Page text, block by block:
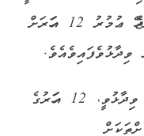
15 އަހަރެވެ. ނަމަވެސް ޒިންމާ ނަގަންޖެހޭ ޢުމުރު 12 އަހަރަށް
ނޫސްވެރިންގެ ބައްދަލުވުމުގައި ވަޒީރު ވިދާޅުވީ، 12 އަހަރުގެ